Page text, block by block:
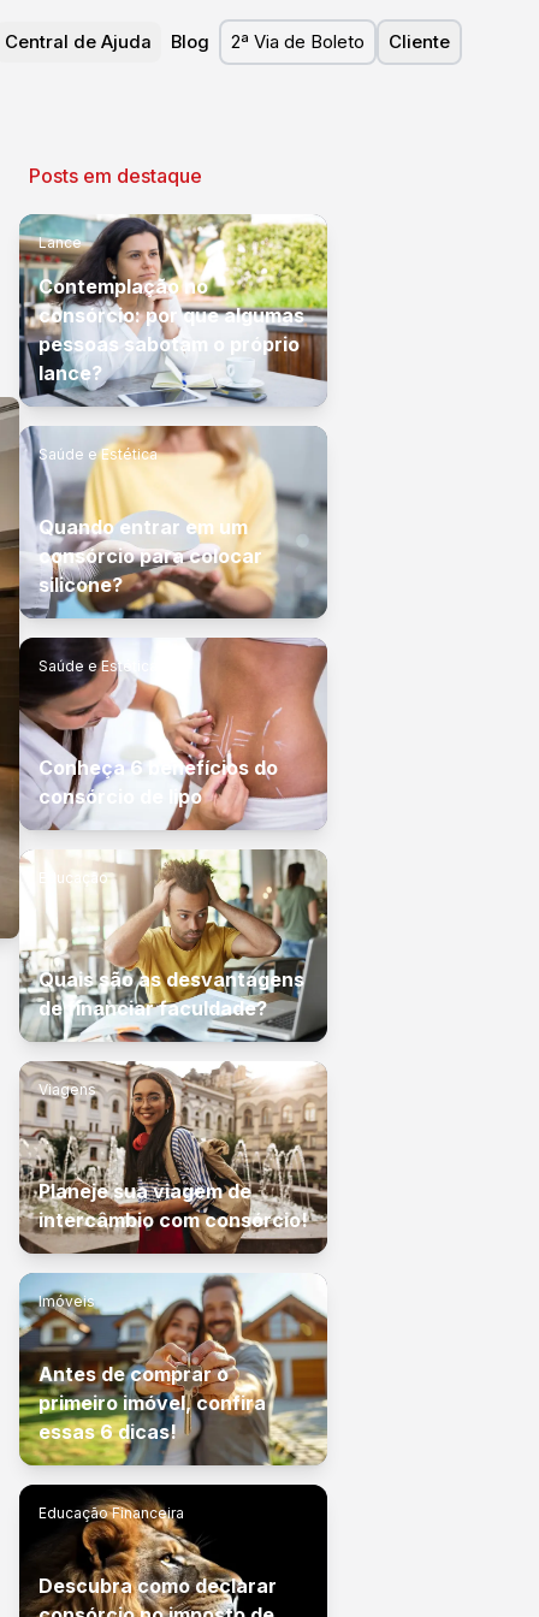
Central de Ajuda Blog 2ª Via de Boleto Cliente
Posts em destaque
Lance
Contemplação no
consórcio: por que algumas
pessoas sabotam o próprio
lance?
Saúde e Estética
Quando entrar em um
consórcio para colocar
silicone?
Saúde e Estética
Conheça 6 benefícios do
consórcio de lipo
Educação
Quais são as desvantagens
de financiar faculdade?
Viagens
Planeje sua viagem de
intercâmbio com consórcio!
Imóveis
Antes de comprar o
primeiro imóvel, confira
essas 6 dicas!
Educação Financeira
Descubra como declarar